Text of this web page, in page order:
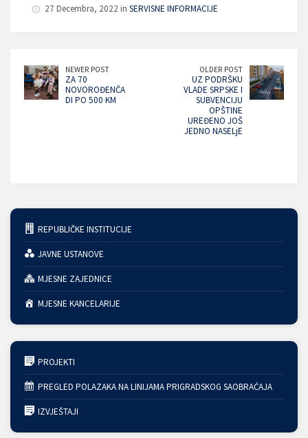
27 Decembra, 2022 in SERVISNE INFORMACIJE
NEWER POST
ZA 70
NOVOROĐENČA
DI PO 500 KM
OLDER POST
UZ PODRŠKU
VLADE SRPSKE I
SUBVENCIJU
OPŠTINE
UREĐENO JOŠ
JEDNO NASELjE
REPUBLIČKE INSTITUCIJE
JAVNE USTANOVE
MJESNE ZAJEDNICE
MJESNE KANCELARIJE
PROJEKTI
PREGLED POLAZAKA NA LINIJAMA PRIGRADSKOG SAOBRAĆAJA
IZVJEŠTAJI